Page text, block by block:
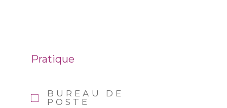
Pratique
BUREAU DE
POSTE